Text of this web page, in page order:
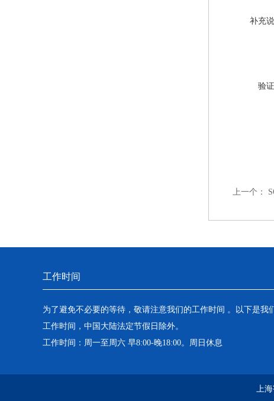
补充
验
上一个：
工作时间
为了避免不必要的等待，敬请注意我们的工作时间 。以下是我
工作时间，中国大陆法定节假日除外。
工作时间：周一至周六 早8:00-晚18:00。周日休息
上